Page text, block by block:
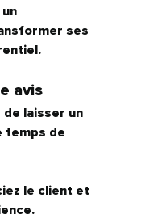
ses
avis
laisser un
temps de
le client et